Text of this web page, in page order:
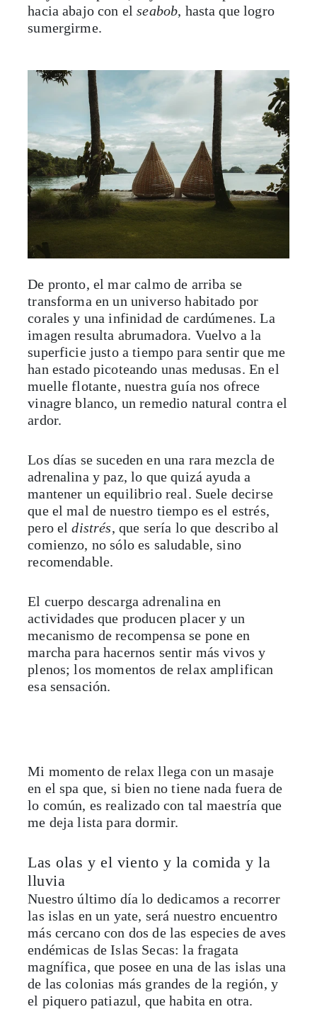
hacia abajo con elseabob, hasta que logro
sumergirme.
De pronto, el mar calmo de arriba se
transforma en un universo habitado por
corales y una infinidad de cardúmenes. La
imagen resulta abrumadora. Vuelvo a la
superficie justo a tiempo para sentir que me
han estado picoteando unas medusas. En el
muelle flotante, nuestra guía nos ofrece
vinagre blanco, un remedio natural contra el
ardor.
Los días se suceden en una rara mezcla de
adrenalina y paz, lo que quizá ayuda a
mantener un equilibrio real. Suele decirse
que el mal de nuestro tiempo es el estrés,
pero eldistrés, que sería lo que describo al
comienzo, no sólo es saludable, sino
recomendable.
El cuerpo descarga adrenalina en
actividades que producen placer y un
mecanismo de recompensa se pone en
marcha para hacernos sentir más vivos y
plenos; los momentos de relax amplifican
esa sensación.
Mi momento de relax llega con un masaje
en el spa que, si bien no tiene nada fuera de
lo común, es realizado con tal maestría que
me deja lista para dormir.
Las olas y el viento y la comida y la
lluvia
Nuestro último día lo dedicamos a recorrer
las islas en un yate, será nuestro encuentro
más cercano con dos de las especies de aves
endémicas de Islas Secas: la fragata
magnífica, que posee en una de las islas una
de las colonias más grandes de la región, y
el piquero patiazul, que habita en otra.